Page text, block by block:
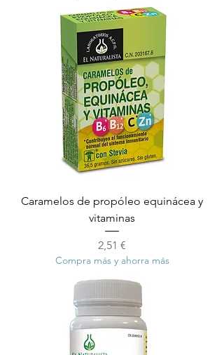
Caramelos de propóleo equinácea y
vitaminas
Precio
2,51 €
Compra más y ahorra más